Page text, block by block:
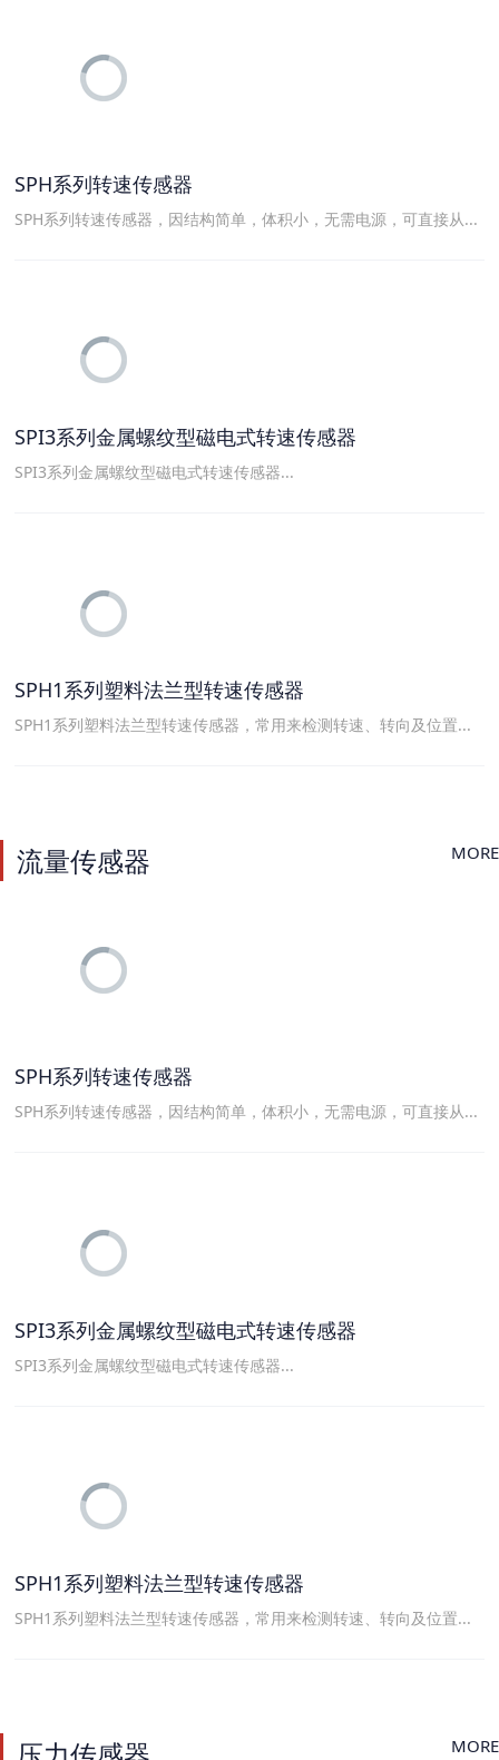
SPH系列转速传感器
SPH系列转速传感器，因结构简单，体积小，无需电源，可直接从...
SPI3系列金属螺纹型磁电式转速传感器
SPI3系列金属螺纹型磁电式转速传感器...
SPH1系列塑料法兰型转速传感器
SPH1系列塑料法兰型转速传感器，常用来检测转速、转向及位置...
流量传感器 MORE
SPH系列转速传感器
SPH系列转速传感器，因结构简单，体积小，无需电源，可直接从...
SPI3系列金属螺纹型磁电式转速传感器
SPI3系列金属螺纹型磁电式转速传感器...
SPH1系列塑料法兰型转速传感器
SPH1系列塑料法兰型转速传感器，常用来检测转速、转向及位置...
MORE